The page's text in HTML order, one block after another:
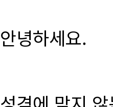
안녕하세요.